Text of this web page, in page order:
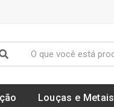
Louças e Metais